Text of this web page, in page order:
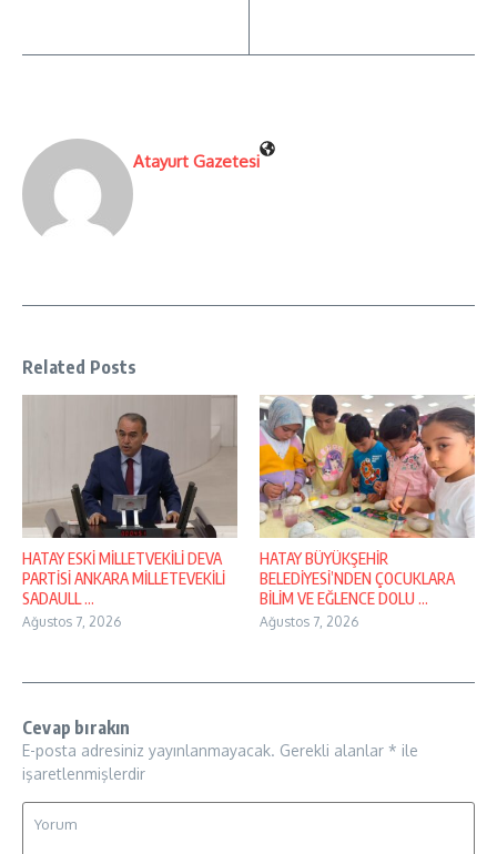
Atayurt Gazetesi
Related Posts
HATAY ESKİ MİLLETVEKİLİ DEVA
PARTİSİ ANKARA MİLLETEVEKİLİ
SADAULL ...
Ağustos 7, 2026
HATAY BÜYÜKŞEHİR
BELEDİYESİ’NDEN ÇOCUKLARA
BİLİM VE EĞLENCE DOLU ...
Ağustos 7, 2026
Cevap bırakın
E-posta adresiniz yayınlanmayacak. Gerekli alanlar * ile
işaretlenmişlerdir